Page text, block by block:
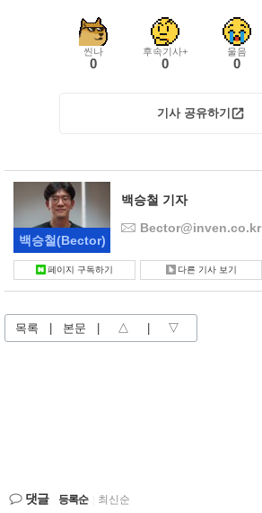
씬나
0
후속기사+
0
울음
0
기사 공유하기
백승철(Bector)
백승철 기자
Bector@inven.co.kr
페이지 구독하기 다른 기사 보기
목록 본문 △ ▽
댓글 등록순 최신순